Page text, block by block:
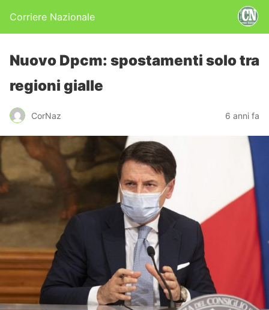
Corriere Nazionale
Nuovo Dpcm: spostamenti solo tra
regioni gialle
CorNaz 6 anni fa